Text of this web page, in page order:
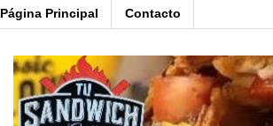
Página Principal Contacto